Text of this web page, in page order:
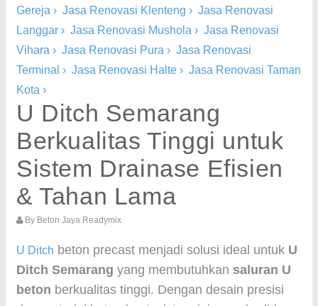
Gereja › Jasa Renovasi Klenteng › Jasa Renovasi
Langgar › Jasa Renovasi Mushola › Jasa Renovasi
Vihara › Jasa Renovasi Pura › Jasa Renovasi
Terminal › Jasa Renovasi Halte › Jasa Renovasi Taman
Kota ›
U Ditch Semarang
Berkualitas Tinggi untuk
Sistem Drainase Efisien
& Tahan Lama
By Beton Jaya Readymix
U Ditch beton precast menjadi solusi ideal untuk U
Ditch Semarang yang membutuhkan saluran U
beton berkualitas tinggi. Dengan desain presisi